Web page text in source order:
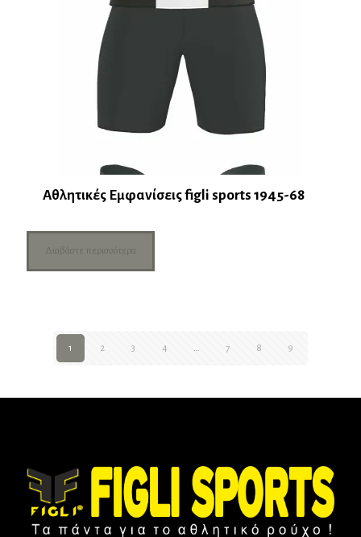
Αθλητικές Εμφανίσεις figli sports 1945-68
Διαβάστε περισσότερα
1 2 3 4 … 7 8 9